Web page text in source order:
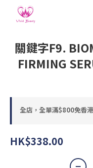
關鍵字F9.
FIRMING
全店，全單滿$800免香
HK$338.00